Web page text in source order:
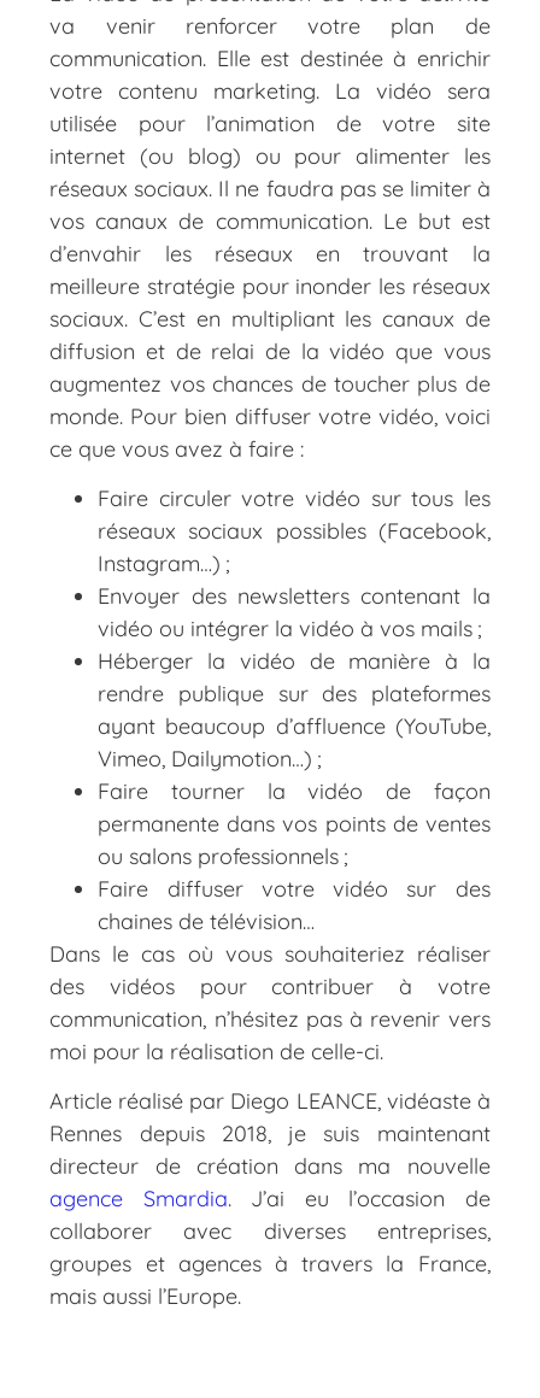
va venir renforcer votre plan de
communication. Elle est destinée à enrichir
votre contenu marketing. La vidéo sera
utilisée pour l’animation de votre site
internet (ou blog) ou pour alimenter les
réseaux sociaux. Il ne faudra pas se limiter à
vos canaux de communication. Le but est
d’envahir les réseaux en trouvant la
meilleure stratégie pour inonder les réseaux
sociaux. C’est en multipliant les canaux de
diffusion et de relai de la vidéo que vous
augmentez vos chances de toucher plus de
monde. Pour bien diffuser votre vidéo, voici
ce que vous avez à faire :
Faire circuler votre vidéo sur tous les
réseaux sociaux possibles (Facebook,
Instagram…) ;
Envoyer des newsletters contenant la
vidéo ou intégrer la vidéo à vos mails ;
Héberger la vidéo de manière à la
rendre publique sur des plateformes
ayant beaucoup d’affluence (YouTube,
Vimeo, Dailymotion…) ;
Faire tourner la vidéo de façon
permanente dans vos points de ventes
ou salons professionnels ;
Faire diffuser votre vidéo sur des
chaines de télévision…
Dans le cas où vous souhaiteriez réaliser
des vidéos pour contribuer à votre
communication, n’hésitez pas à revenir vers
moi pour la réalisation de celle-ci.
Article réalisé par Diego LEANCE, vidéaste à
Rennes depuis 2018, je suis maintenant
directeur de création dans ma nouvelle
agence Smardia. J’ai eu l’occasion de
collaborer avec diverses entreprises,
groupes et agences à travers la France,
mais aussi l’Europe.